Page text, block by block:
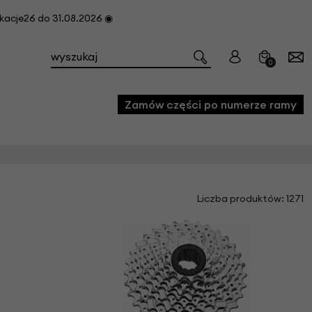
do 31.08.2026 ◉
0
i konserwacji roweru
Zamów części po numerze ramy
Liczba produktów: 1271